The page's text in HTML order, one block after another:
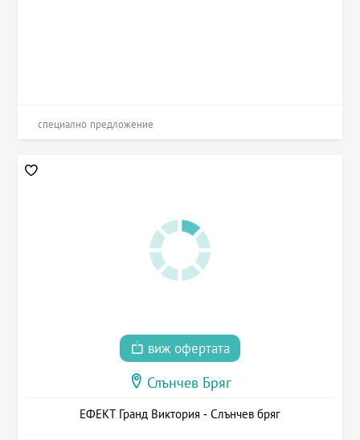
специално предложение
виж офертата
Слънчев Бряг
ЕФЕКТ Гранд Виктория - Слънчев бряг